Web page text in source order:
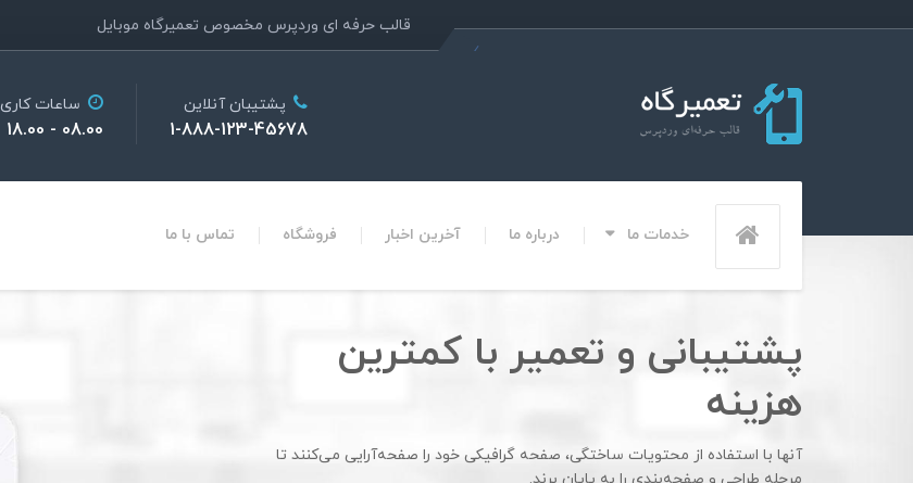
قالب حرفه ای وردپرس مخصوص تعمیرگاه موبایل
خدمات ما درباره ما آخرین اخبار فروشگاه تماس با ما
پشتیبان آنلاین
1-888-123-45678
ساعات کاری
08.00 - 18.00
کارشناسان بازیابی اطلاعات از
دست رفته - سریع و ارزان
آنها با استفاده از محتویات ساختگی، صفحه گرافیکی خود را صفحه‌آرایی می‌کنند تا
مرحله طراحی و صفحه‌بندی را به پایان برند.